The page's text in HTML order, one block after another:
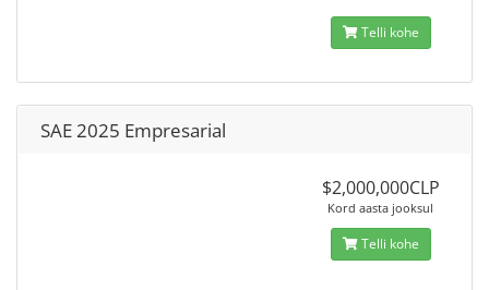
Telli kohe
SAE 2025 Empresarial
$2,000,000CLP
Kord aasta jooksul
Telli kohe